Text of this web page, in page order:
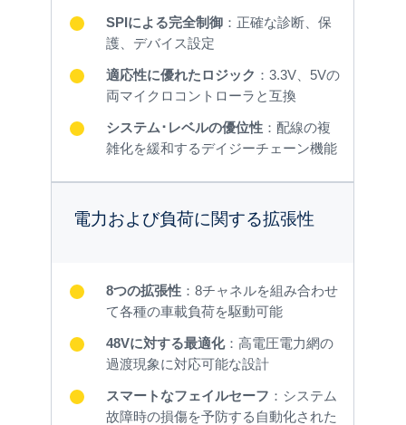
SPIによる完全制御 ：正確な診断、保
護、デバイス設定
適応性に優れたロジック ：3.3V、5Vの
両マイクロコントローラと互換
システム･レベルの優位性 ：配線の複
雑化を緩和するデイジーチェーン機能
電力および負荷に関する拡張性
8つの拡張性 ：8チャネルを組み合わせ
て各種の車載負荷を駆動可能
48Vに対する最適化：高電圧電力網の
過渡現象に対応可能な設計
スマートなフェイルセーフ ：システム
故障時の損傷を予防する自動化された